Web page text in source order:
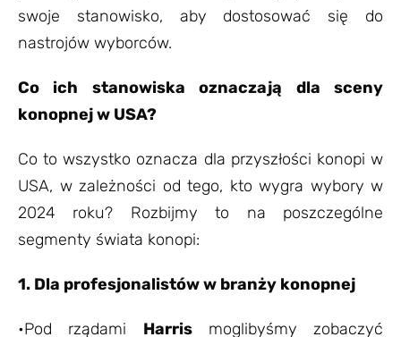
swoje stanowisko, aby dostosować się do
nastrojów wyborców.
Co ich stanowiska oznaczają dla sceny
konopnej w USA?
Co to wszystko oznacza dla przyszłości konopi w
USA, w zależności od tego, kto wygra wybory w
2024 roku? Rozbijmy to na poszczególne
segmenty świata konopi:
1. Dla profesjonalistów w branży konopnej
•Pod rządami Harrismoglibyśmy zobaczyć